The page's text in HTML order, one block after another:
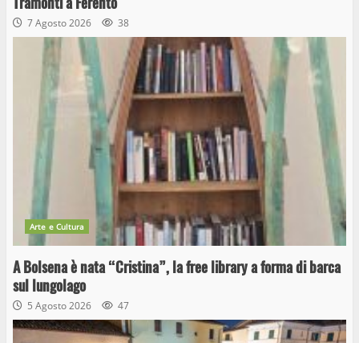
7 Agosto 2026 38
Arte e Cultura
A Bolsena è nata “Cristina”, la free library a forma di barca
sul lungolago
5 Agosto 2026 47